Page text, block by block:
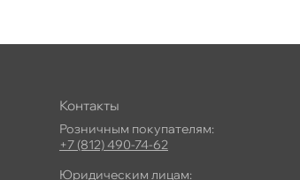
Контакты
Розничным покупателям:
+7 (812) 490-74-62
Юридическим лицам: